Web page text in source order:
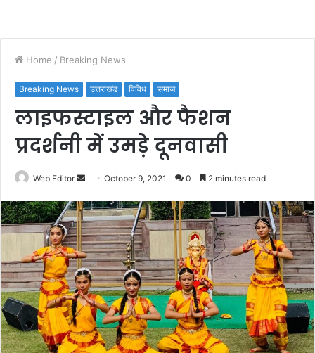
Home / Breaking News
Breaking News उत्तराखंड विविध समाज
लाइफस्टाइल और फैशन
प्रदर्शनी में उमड़े दूनवासी
Web Editor
n
d
a
n
e
m
a
i
l
October 9, 2021 0 2 minutes read